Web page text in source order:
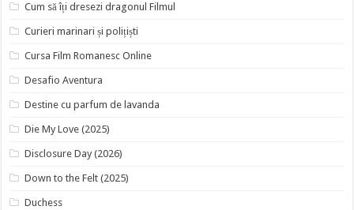
Cum să îți dresezi dragonul Filmul
Curieri marinari și polițiști
Cursa Film Romanesc Online
Desafio Aventura
Destine cu parfum de lavanda
Die My Love (2025)
Disclosure Day (2026)
Down to the Felt (2025)
Duchess